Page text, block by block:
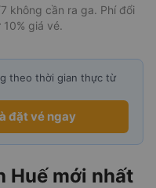
không cần ra ga. Phí đổi
giá vé.
theo thời gian thực từ
đặt vé ngay
Huế mới nhất